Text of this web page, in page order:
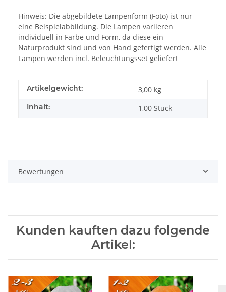
Hinweis: Die abgebildete Lampenform (Foto) ist nur
eine Beispielabbildung. Die Lampen variieren
individuell in Farbe und Form, da diese ein
Naturprodukt sind und von Hand gefertigt werden. Alle
Lampen werden incl. Beleuchtungsset geliefert
Artikelgewicht: 3,00 kg
Inhalt: 1,00 Stück
Bewertungen
Kunden kauften dazu folgende
Artikel: